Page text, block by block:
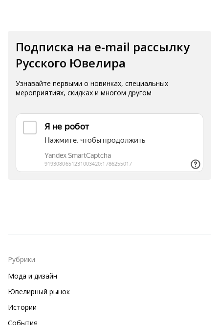
Подписка на e-mail рассылку
Русского Ювелира
Узнавайте первыми о новинках, специальных
мероприятиях, скидках и многом другом
Рубрики
Мода и дизайн
Ювелирный рынок
Истории
События